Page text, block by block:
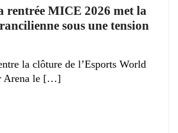
rentrée MICE 2026 met la
sous une tension
la clôture de l’Esports World
Arena le